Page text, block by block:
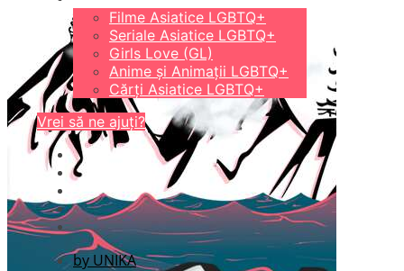
Filme Asiatice LGBTQ+
Seriale Asiatice LGBTQ+
Girls Love (GL)
Anime și Animații LGBTQ+
Cărți Asiatice LGBTQ+
Vrei să ne ajuți?
by UNIKA